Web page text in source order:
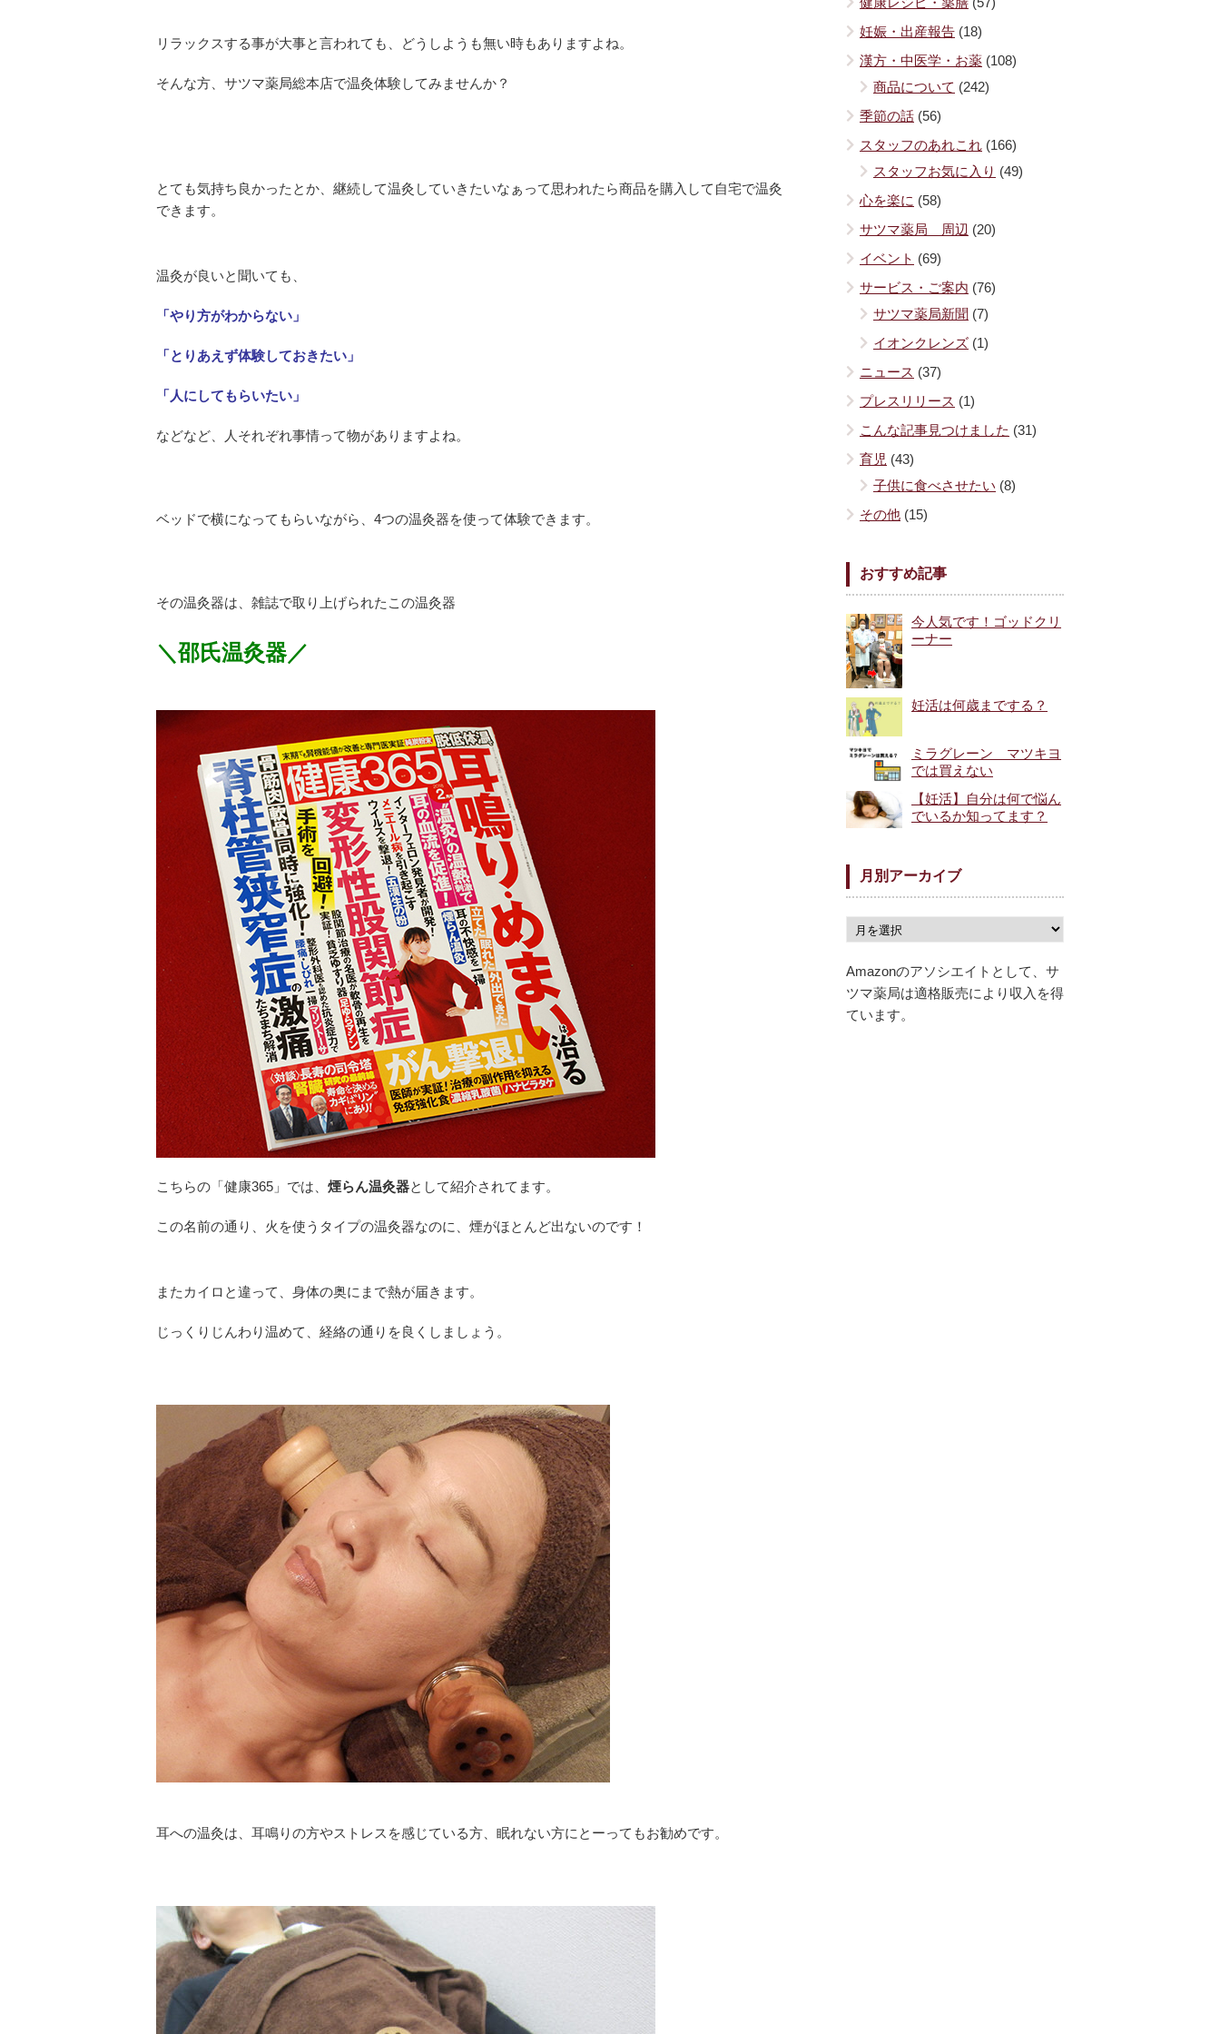
リラックスする事が大事と言われても、どうしようも無い時もありますよね。
そんな方、サツマ薬局総本店で温灸体験してみませんか？
とても気持ち良かったとか、継続して温灸していきたいなぁって思われたら商品を購入して自宅で温灸
できます。
温灸が良いと聞いても、
「やり方がわからない」
「とりあえず体験しておきたい」
「人にしてもらいたい」
などなど、人それぞれ事情って物がありますよね。
ベッドで横になってもらいながら、4つの温灸器を使って体験できます。
その温灸器は、雑誌で取り上げられたこの温灸器
＼邵氏温灸器／
こちらの「健康365」では、 煙らん温灸器として紹介されてます。
この名前の通り、火を使うタイプの温灸器なのに、煙がほとんど出ないのです！
またカイロと違って、身体の奥にまで熱が届きます。
じっくりじんわり温めて、経絡の通りを良くしましょう。
耳への温灸は、耳鳴りの方やストレスを感じている方、眠れない方にとーってもお勧めです。
妊娠・出産報告 (18)
漢方・中医学・お薬 (108)
商品について (242)
季節の話 (56)
スタッフのあれこれ (166)
スタッフお気に入り (49)
心を楽に (58)
サツマ薬局 周辺 (20)
イベント (69)
サービス・ご案内 (76)
サツマ薬局新聞 (7)
イオンクレンズ (1)
ニュース (37)
プレスリリース (1)
こんな記事見つけました (31)
育児 (43)
子供に食べさせたい (8)
その他 (15)
おすすめ記事
今人気です！ゴッドクリ
ーナー
妊活は何歳までする？
ミラグレーン マツキヨ
では買えない
【妊活】自分は何で悩ん
でいるか知ってます？
月別アーカイブ
Amazonのアソシエイトとして、サ
ツマ薬局は適格販売により収入を得
ています。